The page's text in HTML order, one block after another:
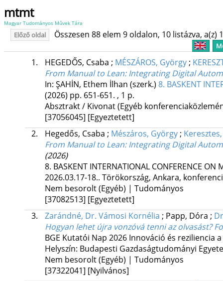
mtmt
Magyar Tudományos Művek Tára
Előző oldal Összesen 88 elem 9 oldalon, 10 listázva, a(z)
1. HEGEDŐS, Csaba ; MÉSZÁROS, György;
From Manual to Lean: Integrating Digital
In: ŞAHİN, Ethem İlhan (szerk.) 8. BASKENT
(2026) pp. 651-651. , 1 p.
Absztrakt / Kivonat (Egyéb
[37056045] [Egyeztetett]
2.
Hegedős, Csaba ; Mészáros, György;
From Manual to Lean: Integrating Digital
(2026)
8. BASKENT INTERNATIONAL CONFERENCE
2026.03.17-18.. Törökország, Ankara,
Nem besorolt (Egyéb) | Tudományos
[37082513] [Egyeztetett]
3.
Zarándné, Dr. Vámosi Kornélia ; Papp, Dóra ;
Hogyan lehet újra vonzóvá tenni az olvasást?
BGE Kutatói Nap 2026 Innováció és reziliencia
Helyszín: Budapesti Gazdaságtudományi
Nem besorolt (Egyéb) | Tudományos
[37322041] [Nyilvános]